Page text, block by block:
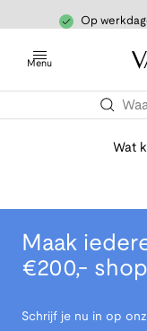
Op
Menu
Wat
Maak
€200,-
Schrijf je nu in op